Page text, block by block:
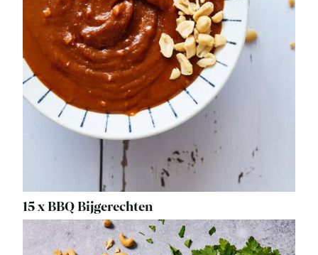
15 x BBQ Bijgerechten